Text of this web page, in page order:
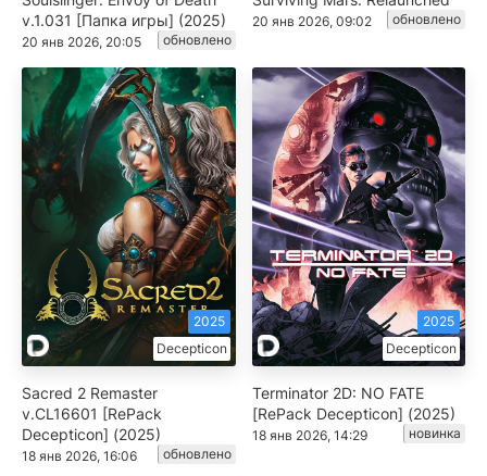
v.1.031 [Папка игры] (2025)
20 янв 2026, 20:05 обновлено
20 янв 2026, 09:02 обновлено
Decepticon
2025
Sacred 2 Remaster
v.CL16601 [RePack
Decepticon] (2025)
18 янв 2026, 16:06 обновлено
Decepticon
2025
Terminator 2D: NO FATE
[RePack Decepticon] (2025)
18 янв 2026, 14:29 новинка